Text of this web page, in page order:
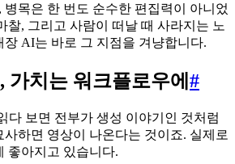
목은 한 번도 순수한 편집력이 아니었
찰, 그리고 사람이 떠날 때 사라지는 노
AI는 바로 그 지점을 겨냥합니다.
가치는 워크플로우에 #
다 보면 전부가 생성 이야기인 것처럼
사하면 영상이 나온다는 것이죠. 실제로
좋아지고 있습니다.